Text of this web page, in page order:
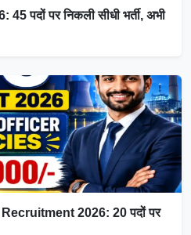
पदों पर निकली सीधी भर्ती, अभी
2026: 20 पदों पर